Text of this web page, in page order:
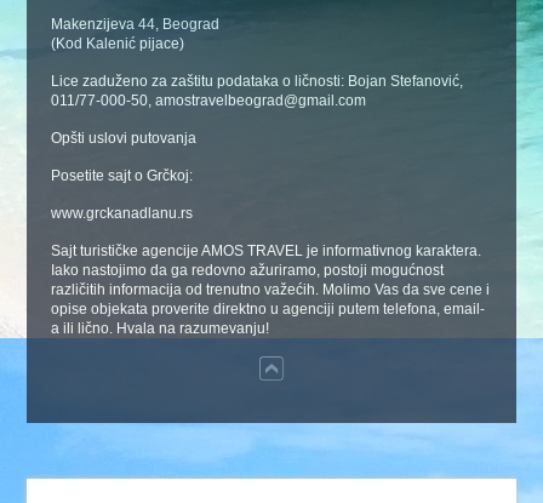
Makenzijeva 44, Beograd
(Kod Kalenić pijace)
Lice zaduženo za zaštitu podataka o ličnosti: Bojan Stefanović,
011/77-000-50, amostravelbeograd@gmail.com
Opšti uslovi putovanja
Posetite sajt o Grčkoj:
www.grckanadlanu.rs
Sajt turističke agencije AMOS TRAVEL je informativnog karaktera.
Iako nastojimo da ga redovno ažuriramo, postoji mogućnost
različitih informacija od trenutno važećih. Molimo Vas da sve cene i
opise objekata proverite direktno u agenciji putem telefona, email-
a ili lično. Hvala na razumevanju!